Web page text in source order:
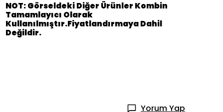
NOT: Görseldeki Diğer Ürünler Kombin
Tamamlayıcı Olarak
Kullanılmıştır.Fiyatlandırmaya Dahil
Değildir.
Yorum Yap